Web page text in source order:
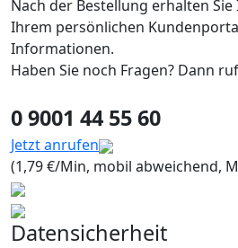
Nach der Bestellung erhalten
Ihrem persönlichen
Informationen.
Haben Sie noch Fragen? Dann
0 9001 44 55 60
Jetzt anrufen
(1,79 €/Min, mobil abweichend,
Datensicherheit